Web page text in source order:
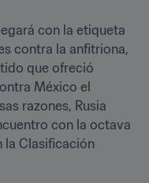
con la etiqueta
contra la anfitriona,
que ofreció
México el
razones, Rusia
con la octava
la Clasificación